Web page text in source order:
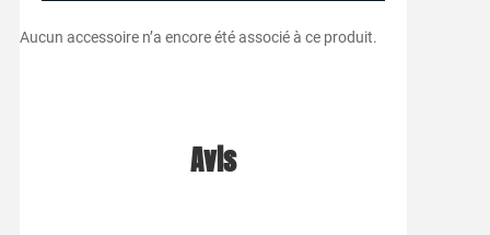
Aucun accessoire n’a encore été associé à ce produit.
Avis